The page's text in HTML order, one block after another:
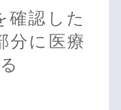
確認した
分に医療